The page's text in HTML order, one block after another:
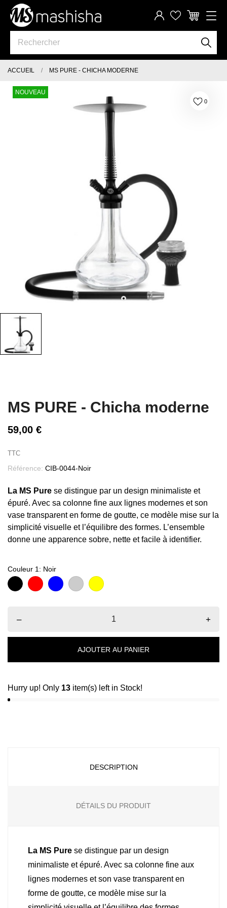
ACCUEIL MS PURE - CHICHA MODERNE
NOUVEAU
0
MS PURE - Chicha moderne
59,00 €
TTC
Référence: CIB-0044-Noir
La MS Pure se distingue par un design minimaliste et
épuré. Avec sa colonne fine aux lignes modernes et son
vase transparent en forme de goutte, ce modèle mise sur la
simplicité visuelle et l’équilibre des formes. L’ensemble
donne une apparence sobre, nette et facile à identifier.
Couleur 1: Noir
Noir RougeBleu Argent
Or
– +
AJOUTER AU PANIER
Hurry up! Only 13 item(s) left in Stock!
DESCRIPTION
DÉTAILS DU PRODUIT
La MS Pure se distingue par un design
minimaliste et épuré. Avec sa colonne fine aux
lignes modernes et son vase transparent en
forme de goutte, ce modèle mise sur la